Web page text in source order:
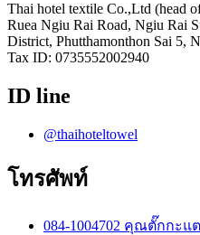
Thai hotel textile Co.,Ltd (head
Ruea Ngiu Rai Road, Ngiu Rai
District, Phutthamonthon Sai 5,
Tax ID: 0735552002940
ID line
@thaihoteltowel
โทรศัพท์
084-1004702 คุณตั๊กกะแ